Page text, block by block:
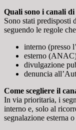
Quali sono i canali di
Sono stati predisposti
seguendo le regole
interno (presso
esterno
divulgazione
denuncia
Come scegliere il
In via prioritaria, i
interno e, solo al
segnalazione esterna